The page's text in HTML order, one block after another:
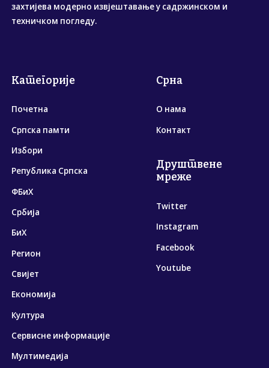
захтијева модерно извјештавање у садржинском и
техничком погледу.
Категорије
Почетна
Српска памти
Избори
Република Српска
ФБиХ
Србија
БиХ
Регион
Свијет
Економија
Култура
Сервисне информације
Мултимедија
Срна
О нама
Контакт
Друштвене
мреже
Twitter
Instagram
Facebook
Youtube